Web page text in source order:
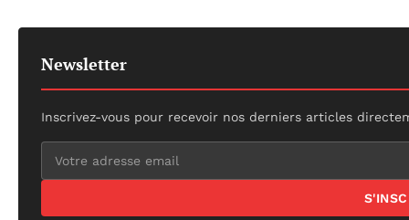
Newsletter
Inscrivez-vous pour recevoir nos derniers articles